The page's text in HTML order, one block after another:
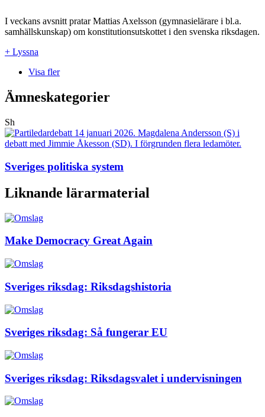
I veckans avsnitt pratar Mattias Axelsson (gymnasielärare i bl.a.
samhällskunskap) om konstitutionsutskottet i den svenska riksdagen.
+ Lyssna
Visa fler
Ämneskategorier
Sh
Sveriges politiska system
Liknande lärarmaterial
Make Democracy Great Again
Sveriges riksdag: Riksdagshistoria
Sveriges riksdag: Så fungerar EU
Sveriges riksdag: Riksdagsvalet i undervisningen